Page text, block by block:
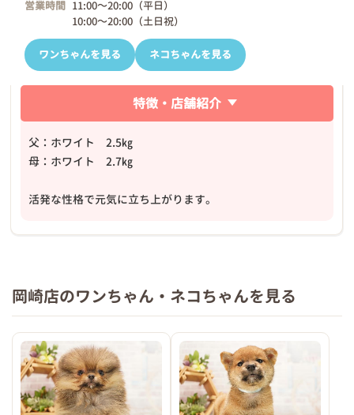
営業時間 11:00～20:00（平日）
10:00～20:00（土日祝）
ワンちゃんを見る ネコちゃんを見る
特徴・店舗紹介
父：ホワイト 2.5㎏
母：ホワイト 2.7㎏
活発な性格で元気に立ち上がります。
岡崎店のワンちゃん・ネコちゃんを見る